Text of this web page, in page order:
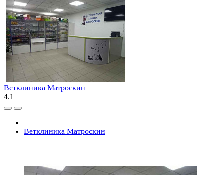
Ветклиника Матроскин
4.1
Ветклиника Матроскин